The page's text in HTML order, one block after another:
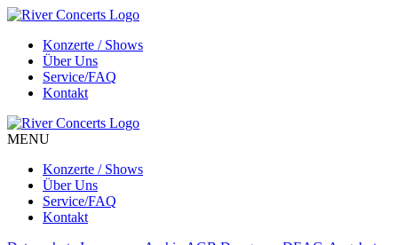
Konzerte / Shows
Über Uns
Service/FAQ
Kontakt
MENU
Konzerte / Shows
Über Uns
Service/FAQ
Kontakt